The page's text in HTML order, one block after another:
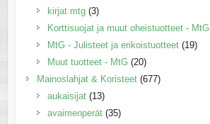
kirjat mtg (3)
Korttisuojat ja muut oheistuotteet - MtG
MtG - Julisteet ja erikoistuotteet (19)
Muut tuotteet - MtG (20)
Mainoslahjat & Koristeet (677)
aukaisijat (13)
avaimenperät (35)